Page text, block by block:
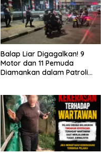
Balap Liar Digagalkan! 9
Motor dan 11 Pemuda
Diamankan dalam Patroli